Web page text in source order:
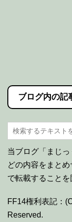
ブログ内の記
当ブログ「まじ
どの内容をまと
で転載することを
FF14権利表記：
Reserved.